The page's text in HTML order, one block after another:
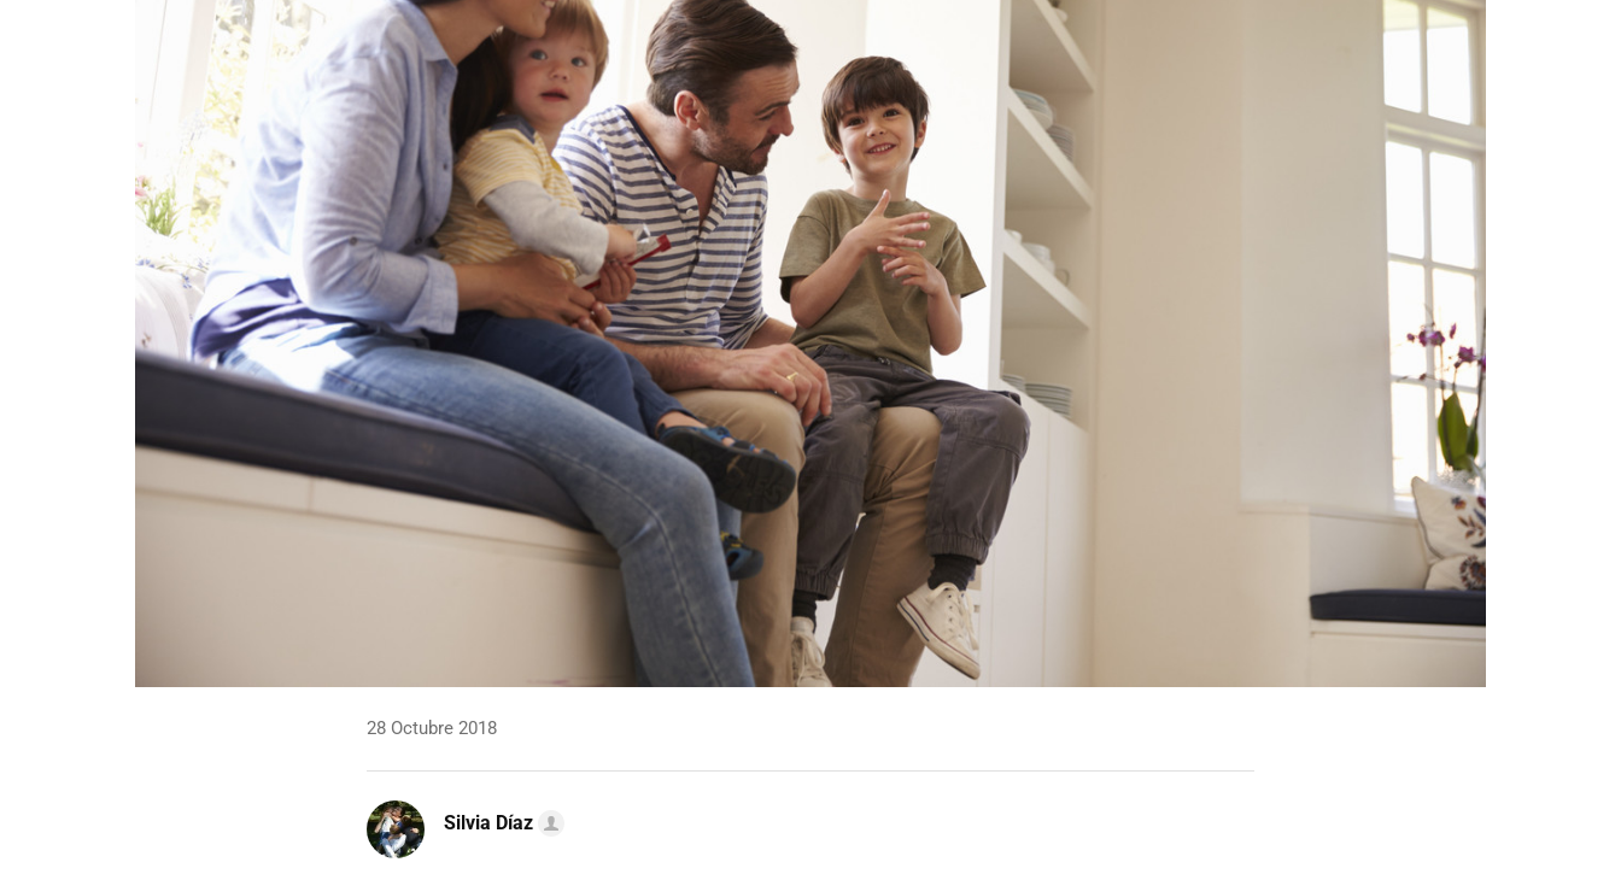
28 Octubre 2018
Silvia Díaz